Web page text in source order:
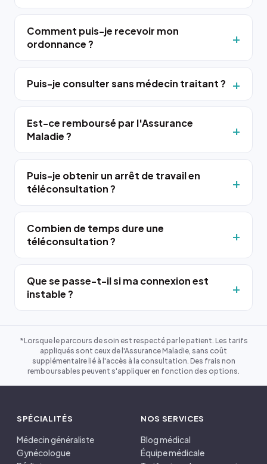
Comment puis-je recevoir mon
ordonnance ?
Puis-je consulter sans médecin traitant ?
Est-ce remboursé par l'Assurance
Maladie ?
Puis-je obtenir un arrêt de travail en
téléconsultation ?
Combien de temps dure une
téléconsultation ?
Que se passe-t-il si ma connexion est
instable ?
*Lorsque le parcours de soin est respecté par le patient. Les tarifs
appliqués sont ceux de l'Assurance Maladie, sans coût
supplémentaire lié à l'accès à la consultation. Des frais non
remboursables peuvent s'appliquer en fonction des options.
SPÉCIALITÉS
Médecin généraliste
Gynécologue
NOS SERVICES
Blog médical
Équipe médicale